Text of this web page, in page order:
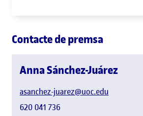
Contacte de premsa
Anna Sánchez-Juárez
asanchez-juarez@uoc.edu
620 041 736